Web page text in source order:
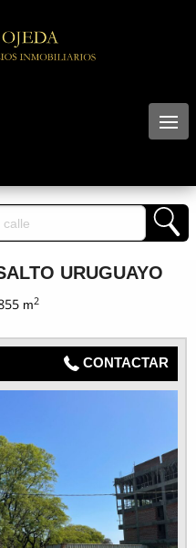
URUGUAYO
m2
CONTACTAR